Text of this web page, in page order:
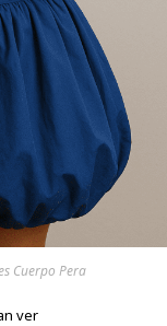
Cuerpo Pera
ver